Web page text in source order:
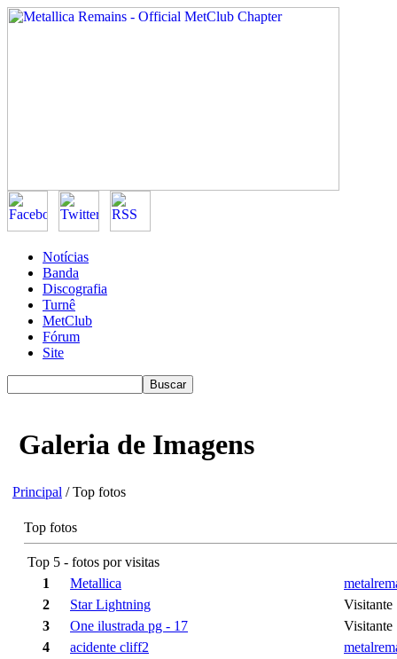
Notícias
Banda
Discografia
Turnê
MetClub
Fórum
Site
Galeria de Imagens
Principal / Top fotos
Top fotos
Top 5 - fotos por visitas
1
Metallica
2
Star Lightning
Visitante
3
One ilustrada pg - 17
Visitante
4
acidente cliff2